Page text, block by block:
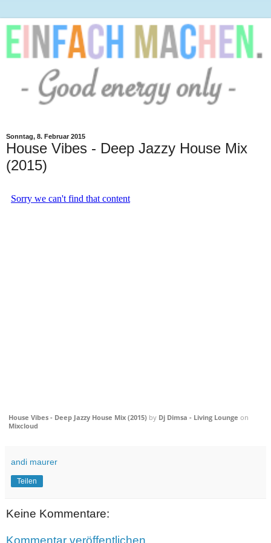
Sonntag, 8. Februar 2015
House Vibes - Deep Jazzy House Mix
(2015)
House Vibes - Deep Jazzy House Mix (2015) by Dj Dimsa - Living Lounge on
Mixcloud
andi maurer
Teilen
Keine Kommentare:
Kommentar veröffentlichen